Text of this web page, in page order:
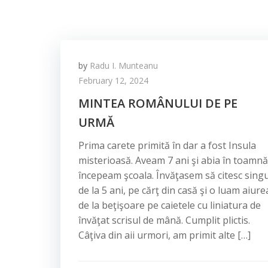
by Radu I. Munteanu
February 12, 2024
MINTEA ROMÂNULUI DE PE
URMĂ
Prima carete primită în dar a fost Insula
misterioasă. Aveam 7 ani şi abia în toamnă
începeam şcoala. Învăţasem să citesc
de la 5 ani, pe cărţ din casă şi o luam
de la beţişoare pe caietele cu liniatura de
învăţat scrisul de mână. Cumplit plictis.
Câţiva din aii urmori, am primit alte […]